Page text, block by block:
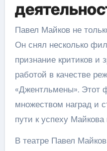
Павел Майков не
Он снял несколько
признание критиков и
работой в качестве
«Джентльмены». Этот
множеством наград и
пути к успеху
В театре Павел